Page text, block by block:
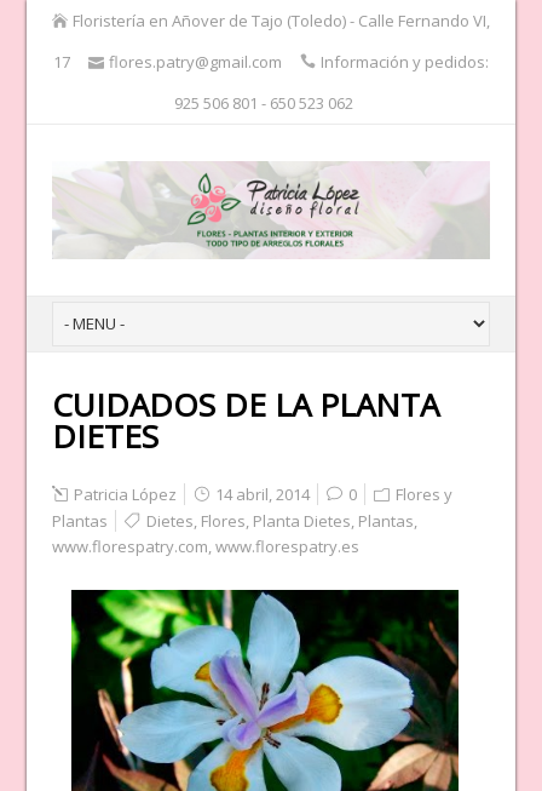
Floristería en Añover de Tajo (Toledo) - Calle Fernando VI,
17
flores.patry@gmail.com
Información y pedidos:
925 506 801 - 650 523 062
CUIDADOS DE LA PLANTA
DIETES
Patricia López 14 abril, 2014 0
Flores y
Plantas
Dietes, Flores, Planta Dietes, Plantas,
www.florespatry.com,www.florespatry.es